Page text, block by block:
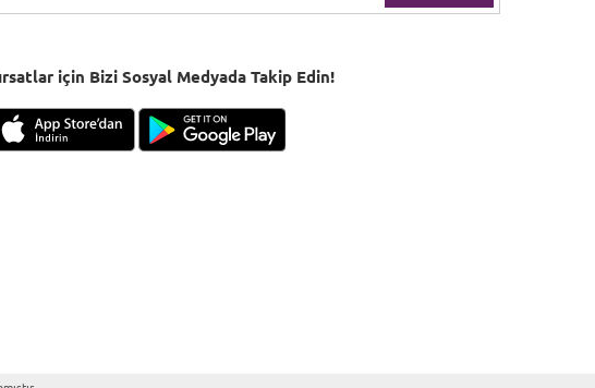
için Bizi Sosyal Medyada Takip Edin!